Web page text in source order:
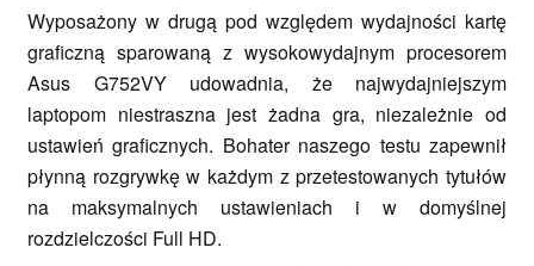
Wyposażony w drugą pod względem wydajności kartę
graficzną sparowaną z wysokowydajnym procesorem
Asus G752VY udowadnia, że najwydajniejszym
laptopom niestraszna jest żadna gra, niezależnie od
ustawień graficznych. Bohater naszego testu zapewnił
płynną rozgrywkę w każdym z przetestowanych tytułów
na maksymalnych ustawieniach i w domyślnej
rozdzielczości Full HD.